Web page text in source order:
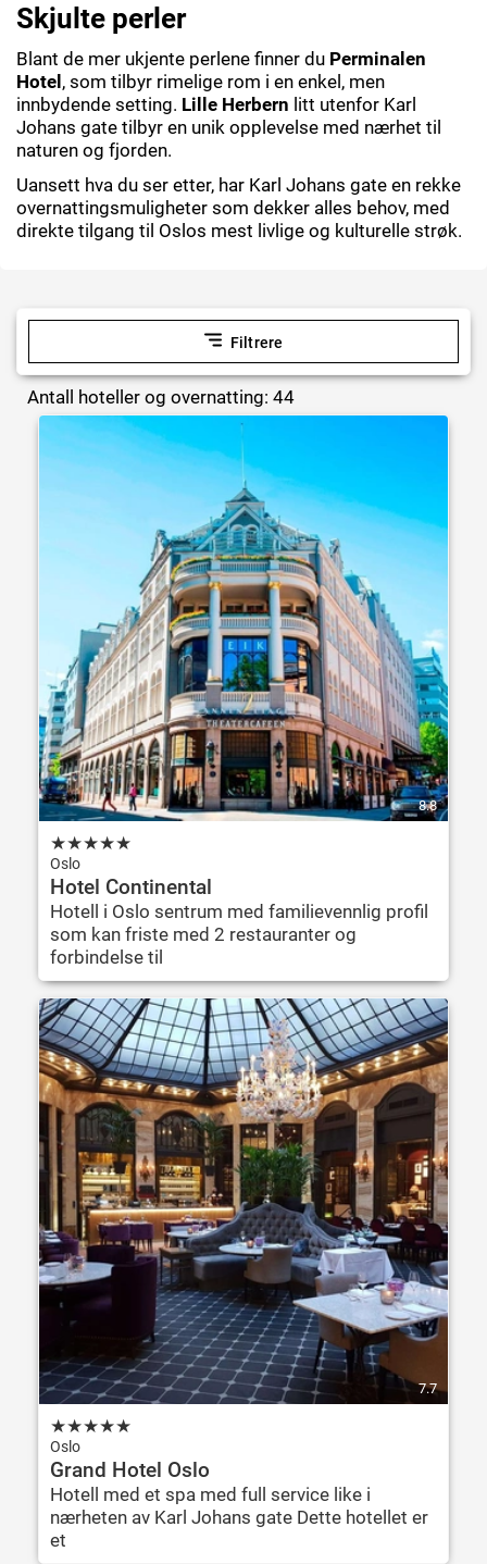
Skjulte perler
Blant de mer ukjente perlene finner du Perminalen
Hotel , som tilbyr rimelige rom i en enkel, men
innbydende setting. Lille Herbern litt utenfor Karl
Johans gate tilbyr en unik opplevelse med nærhet til
naturen og fjorden.
Uansett hva du ser etter, har Karl Johans gate en rekke
overnattingsmuligheter som dekker alles behov, med
direkte tilgang til Oslos mest livlige og kulturelle strøk.
Filtrere
Antall hoteller og overnatting: 44
8.8
★★★★★
Oslo
Hotel Continental
Hotell i Oslo sentrum med familievennlig profil
som kan friste med 2 restauranter og
forbindelse til
7.7
★★★★★
Oslo
Grand Hotel Oslo
Hotell med et spa med full service like i
nærheten av Karl Johans gate Dette hotellet er
et